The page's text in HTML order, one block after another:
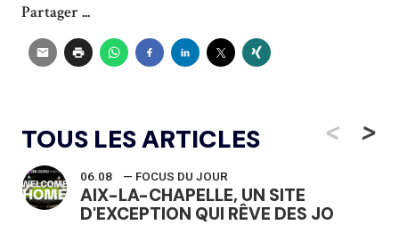
Partager ...
TOUS LES ARTICLES <
06.08 — FOCUS DU JOUR
AIX-LA-CHAPELLE, UN SITE
D'EXCEPTION QUI RÊVE DES JO
>